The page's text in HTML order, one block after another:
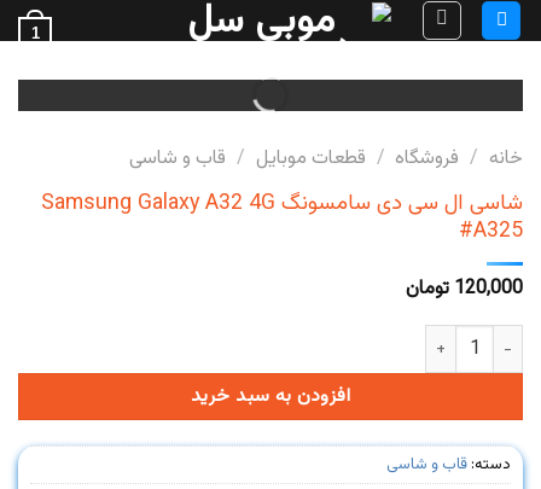
Skip
to
content
1
خانه / فروشگاه / قطعات موبایل / قاب و شاسی
شاسی ال سی دی سامسونگ Samsung Galaxy A32 4G
#A325
120,000 تومان
شاسی ال سی دی سامسونگ Samsung Galaxy A32 4G #A325 عدد
افزودن به سبد خرید
دسته: قاب و شاسی